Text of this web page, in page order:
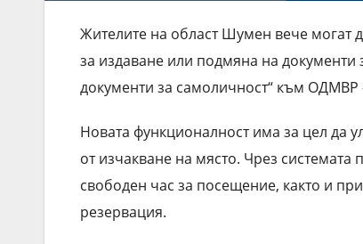
Жителите на област Шумен вече могат
за издаване или подмяна на документи
документи за самоличност“ към
Новата функционалност има за цел да
от изчакване на място. Чрез системата
свободен час за посещение, както и
резервация.